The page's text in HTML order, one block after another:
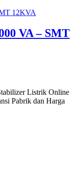
VA – SMT
Listrik Online
Pabrik dan Harga